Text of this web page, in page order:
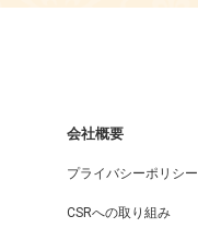
会社概要
プライバシーポリシー
CSRへの取り組み